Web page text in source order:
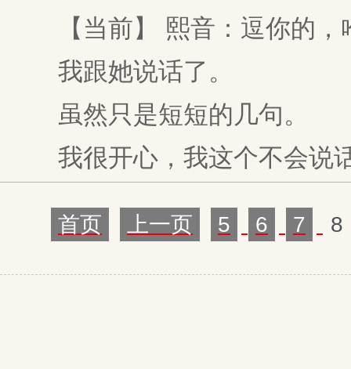
【当前】 熙音：逗你的，
我跟她说话了。
虽然只是短短的几句。
我很开心，我这个不会说
首页 上一页 5 6 7 8